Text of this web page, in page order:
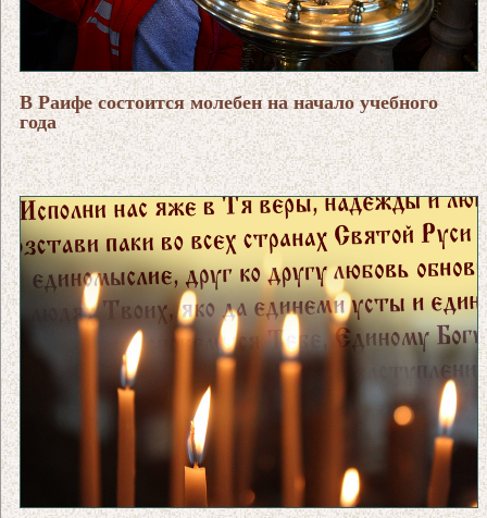
В Раифе состоится молебен на начало учебного
года